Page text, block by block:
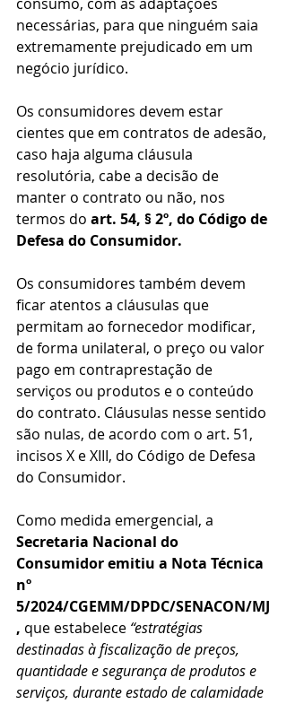
necessárias, para que ninguém saia
extremamente prejudicado em um
negócio jurídico.
Os consumidores devem estar
cientes que em contratos de adesão,
caso haja alguma cláusula
resolutória, cabe a decisão de
manter o contrato ou não, nos
termos do art. 54, § 2º, do Código de
Defesa do Consumidor.
Os consumidores também devem
ficar atentos a cláusulas que
permitam ao fornecedor modificar,
de forma unilateral, o preço ou valor
pago em contraprestação de
serviços ou produtos e o conteúdo
do contrato. Cláusulas nesse sentido
são nulas, de acordo com o art. 51,
incisos X e XIII, do Código de Defesa
do Consumidor.
Como medida emergencial, a
Secretaria Nacional do
Consumidor emitiu a Nota Técnica
nº
5/2024/CGEMM/DPDC/SENACON/MJ
, que estabelece “estratégias
destinadas à fiscalização de preços,
quantidade e segurança de produtos e
serviços, durante estado de calamidade